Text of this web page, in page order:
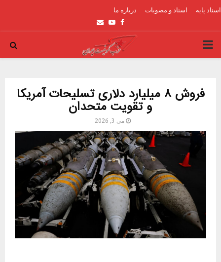
اسناد پایه اسناد و مصوبات درباره ما
Facebook
Youtube
Email
PRIMARY
فروش ۸ میلیارد دلاری تسلیحات آمریکا
و تقویت متحدان
می 3, 2026